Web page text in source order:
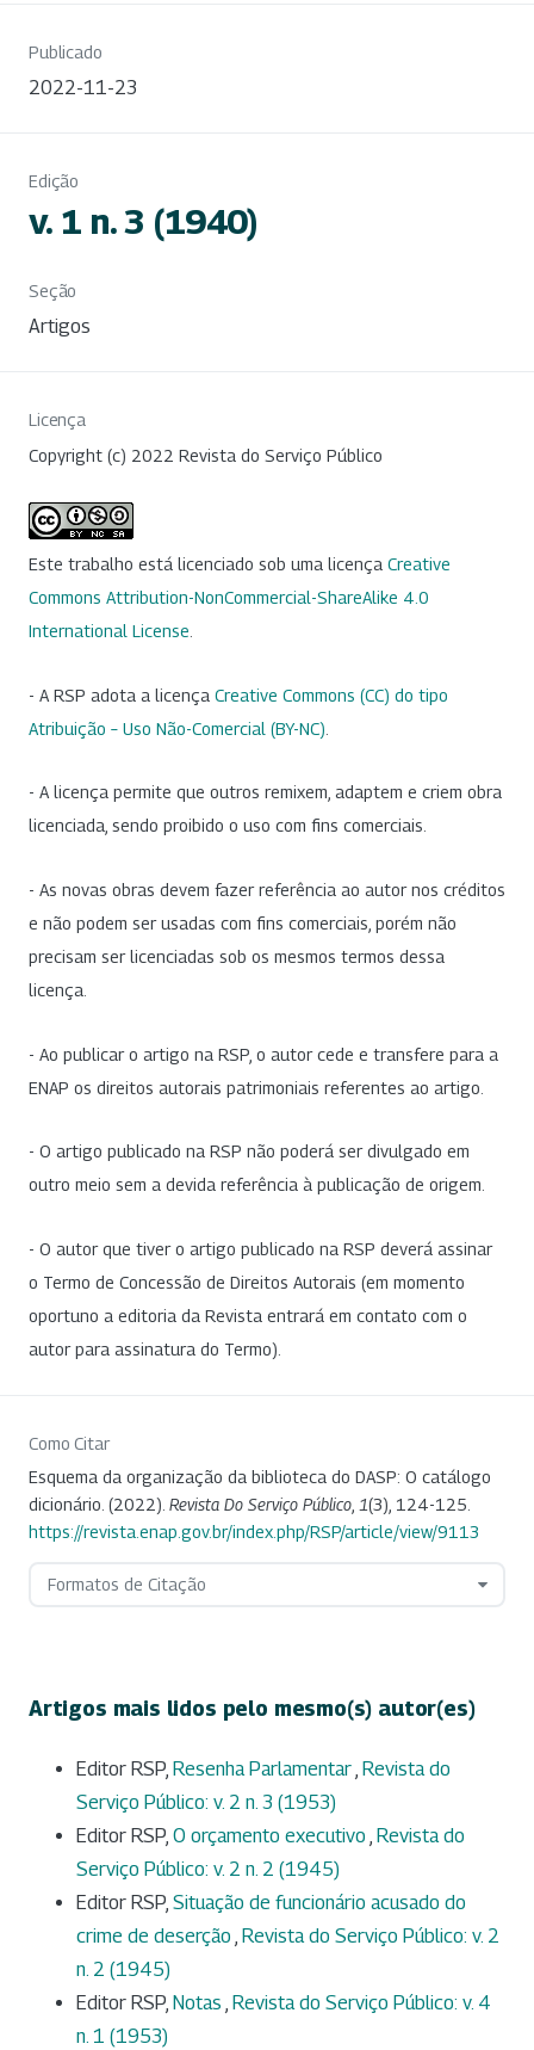
Publicado
2022-11-23
Edição
v. 1 n. 3 (1940)
Seção
Artigos
Licença
Copyright (c) 2022 Revista do Serviço Público
Este trabalho está licenciado sob uma licença Creative
Commons Attribution-NonCommercial-ShareAlike 4.0
International License
- A RSP adota a licença Creative Commons (CC) do tipo
Atribuição – Uso Não-Comercial (BY-NC)
- A licença permite que outros remixem, adaptem e criem obra
licenciada, sendo proibido o uso com fins comerciais.
- As novas obras devem fazer referência ao autor nos créditos
e não podem ser usadas com fins comerciais, porém não
precisam ser licenciadas sob os mesmos termos dessa
licença.
- Ao publicar o artigo na RSP, o autor cede e transfere para a
ENAP os direitos autorais patrimoniais referentes ao artigo.
- O artigo publicado na RSP não poderá ser divulgado em
outro meio sem a devida referência à publicação de origem.
- O autor que tiver o artigo publicado na RSP deverá assinar
o Termo de Concessão de Direitos Autorais (em momento
oportuno a editoria da Revista entrará em contato com o
autor para assinatura do Termo).
Como Citar
Esquema da organização da biblioteca do DASP: O catálogo
dicionário. (2022). Revista Do Serviço Público 1(3), 124-125.
https://revista.enap.gov.br/index.php/RSP/article/view/9113
Formatos de Citação
Artigos mais lidos pelo mesmo(s) autor(es)
Editor RSP, Resenha Parlamentar, Revista do
Serviço Público: v. 2 n. 3 (1953)
Editor RSP, O orçamento executivo , Revista do
Serviço Público: v. 2 n. 2 (1945)
Editor RSP, Situação de funcionário acusado do
crime de deserção , Revista do Serviço Público: v. 2
n. 2 (1945)
Editor RSP, Notas , Revista do Serviço Público: v. 4
n. 1 (1953)